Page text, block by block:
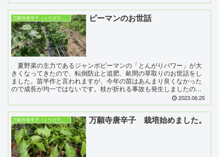
万願寺唐辛子（トウガラシ23） ピーマンのお世話
夏野菜の主力であるジャンボピーマンの「とんがりパワー」が大
きくなってきたので、転倒防止と追肥、畝間の草取りのお世話をし
ました。苗半作と言われますが、今年の苗はあんまり良くなかった
ので成長が均一ではないです。枝が折れる事故も発生しましたの...
2023.06.25
万願寺唐辛子（トウガラシ23） 万願寺唐辛子 栽培始めました。